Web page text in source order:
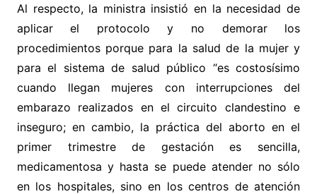
Al respecto, la ministra insistió en la necesidad de
aplicar el protocolo y no demorar los
procedimientos porque para la salud de la mujer y
para el sistema de salud público “es costosísimo
cuando llegan mujeres con interrupciones del
embarazo realizados en el circuito clandestino e
inseguro; en cambio, la práctica del aborto en el
primer trimestre de gestación es sencilla,
medicamentosa y hasta se puede atender no sólo
en los hospitales, sino en los centros de atención